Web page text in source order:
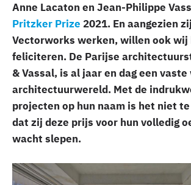
Anne Lacaton en Jean-Philippe
Pritzker Prize 2021. En aangezien
Vectorworks werken, willen ook wij
feliciteren. De Parijse
& Vassal, is al jaar en dag een
architectuurwereld. Met de
projecten op hun naam is het niet
dat zij deze prijs voor hun volledig
wacht slepen.